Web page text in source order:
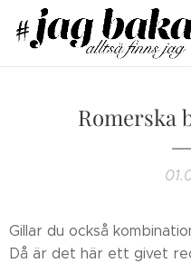
Romerska
Gillar du också
Då är det här ett givet